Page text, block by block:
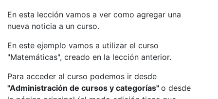
En esta lección vamos a ver como agregar una
nueva noticia a un curso.
En este ejemplo vamos a utilizar el curso
"Matemáticas", creado en la lección anterior.
Para acceder al curso podemos ir desde
"Administración de cursos y categorías" o desde